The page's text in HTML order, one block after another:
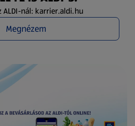
ALDI-nál: karrier.aldi.hu
Megnézem